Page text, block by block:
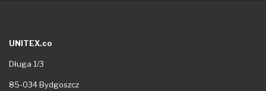
UNITEX.co
Długa 1/3
85-034 Bydgoszcz